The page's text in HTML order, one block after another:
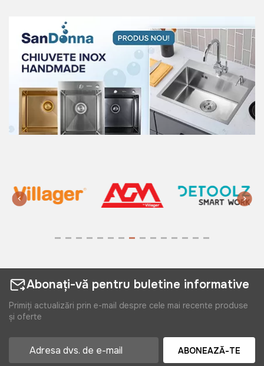
Abonați-vă pentru buletine informative
Primiți actualizări prin e-mail despre cele mai recente produse
și oferte
ABONEAZĂ-TE